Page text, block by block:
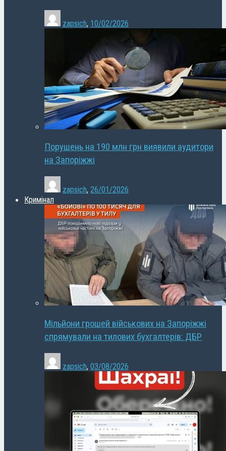
zapsich, 10/02/2026
Порушень на 190 млн грн виявили аудитори
на Запоріжжі
zapsich, 26/01/2026
Кримінал
Мільйони грошей військових на Запоріжжі
спрямували на тилових бухгалтерів: ДБР
zapsich, 03/08/2026